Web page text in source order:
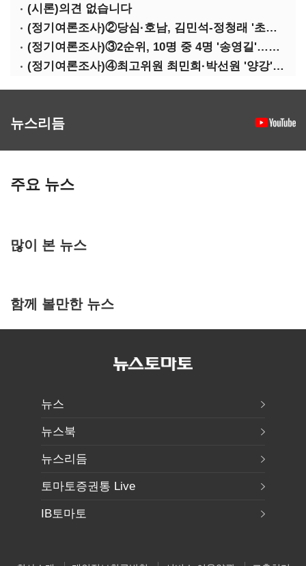
(시론)의견 없습니다
(정기여론조사)②당심·호남, 김민석-정청래 '초접전'
(정기여론조사)③2순위, 10명 중 4명 '송영길'…정청래 '한 자릿수'
(정기여론조사)④최고위원 최민희·박선원 '양강'…서미화·이성윤·임미애 뒤이어
뉴스리듬
주요 뉴스
많이 본 뉴스
함께 볼만한 뉴스
뉴스
뉴스북
뉴스리듬
토마토증권통 Live
IB토마토